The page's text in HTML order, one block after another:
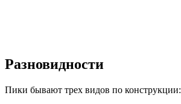
Разновидности
Пики бывают трех видов по конструкции: